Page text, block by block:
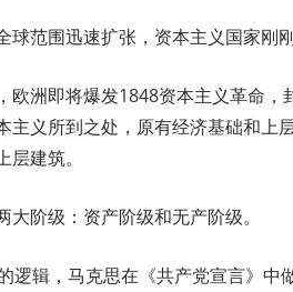
范围迅速扩张，资本主义国家刚刚
欧洲即将爆发1848资本主义革命，
主义所到之处，原有经济基础和上
建筑。
阶级：资产阶级和无产阶级。
逻辑，马克思在《共产党宣言》中